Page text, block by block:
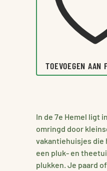
TOEVOEGEN AAN
In de 7e Hemel ligt
omringd door
vakantiehuisjes die
een pluk- en
plukken. Je paard